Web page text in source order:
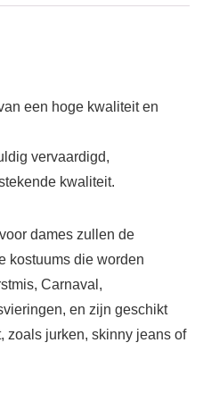
een hoge kwaliteit en
vervaardigd,
kwaliteit.
dames zullen de
kostuums die worden
Carnaval,
en zijn geschikt
zoals jurken, skinny jeans of